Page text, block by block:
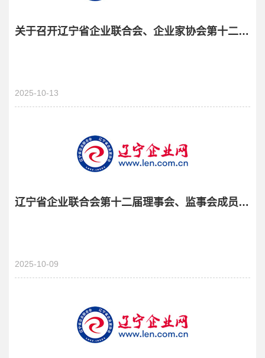
关于召开辽宁省企业联合会、企业家协会第十二届会员代表大会暨换届大会的通知
2025-10-13
辽宁省企业联合会第十二届理事会、监事会成员候选人名单公示
2025-10-09